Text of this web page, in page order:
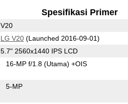
Spesifikasi Primer
V20
LG V20(Launched 2016-09-01)
5.7" 2560x1440 IPS LCD
16-MP f/1.8(Utama) +OIS
5-MP